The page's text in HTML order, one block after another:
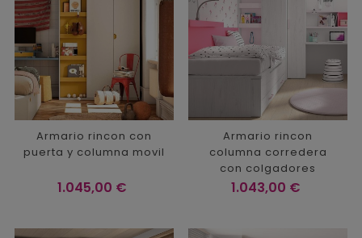
Armario rincon con
puerta y columna movil
Precio
1.045,00 €
Armario rincon
columna corredera
con colgadores
Precio
1.043,00 €